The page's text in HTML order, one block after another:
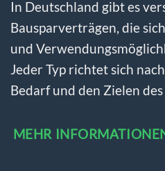
In Deutschland gibt es
Bausparverträgen, die
und
Jeder Typ richtet sich
Bedarf und den Zielen
MEHR